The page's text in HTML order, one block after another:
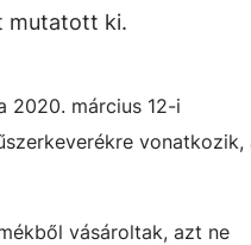
mutatott ki.
2020. március 12-i
vonatkozik,
vásároltak, azt ne